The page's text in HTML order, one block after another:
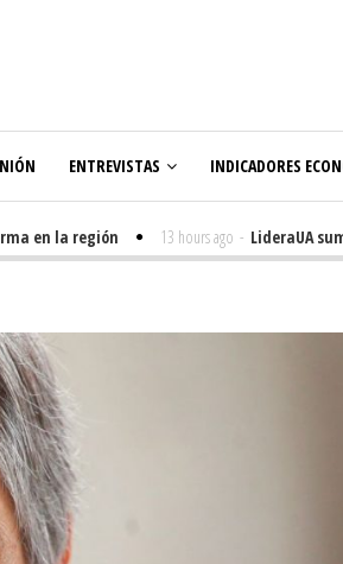
ENTREVISTAS INDICADORES
en la región 13 hours ago - LideraUA suma